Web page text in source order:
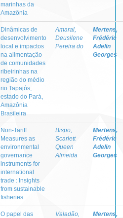
marinhas da
Amazônia
Dinâmicas de
desenvolvimento
local e impactos
na alimentação
de comunidades
ribeirinhas na
região do médio
rio Tapajós,
estado do Pará,
Amazônia
Brasileira
Amaral,
Deusilene
Pereira do
Mertens,
Frédéric
Adelin
Georges
Non-Tariff
Measures as
environmental
governance
instruments for
international
trade : Insights
from sustainable
fisheries
Bispo,
Scarlett
Queen
Almeida
Mertens,
Frédéric
Adelin
Georges
O papel das
Valadão,
Mertens,